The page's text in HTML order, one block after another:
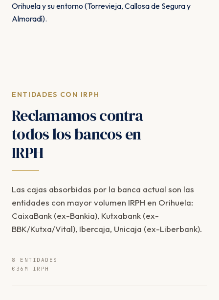
Orihuela y su entorno (Torrevieja, Callosa de Segura y
Almoradí).
ENTIDADES CON IRPH
Reclamamos contra
todos los bancos en
IRPH
Las cajas absorbidas por la banca actual son las
entidades con mayor volumen IRPH en Orihuela:
CaixaBank (ex-Bankia), Kutxabank (ex-
BBK/Kutxa/Vital), Ibercaja, Unicaja (ex-Liberbank).
8 ENTIDADES
€36M IRPH